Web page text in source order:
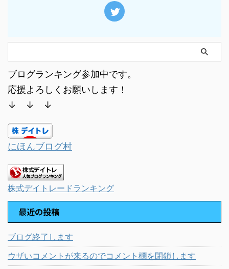
ブログランキング参加中です。
応援よろしくお願いします！
↓ ↓ ↓
にほんブログ村
株式デイトレードランキング
最近の投稿
ブログ終了します
ウザいコメントが来るのでコメント欄を閉鎖します